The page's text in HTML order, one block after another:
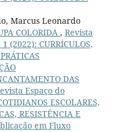
Marcus Leonardo
COLORIDA , Revista
(2022): CURRÍCULOS,
DAS
Espaço do
ESCOLARES,
RESISTÊNCIA E
em Fluxo